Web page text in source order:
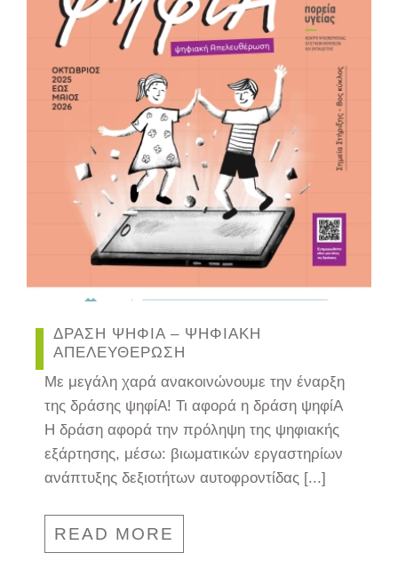
ΔΡΑΣΗ ΨΗΦΙΑ – ΨΗΦΙΑΚΗ
ΑΠΕΛΕΥΘΕΡΩΣΗ
Με μεγάλη χαρά ανακοινώνουμε την έναρξη
της δράσης ψηφίΑ! Τι αφορά η δράση ψηφίΑ
Η δράση αφορά την πρόληψη της ψηφιακής
εξάρτησης, μέσω: βιωματικών εργαστηρίων
ανάπτυξης δεξιοτήτων αυτοφροντίδας [...]
READ MORE